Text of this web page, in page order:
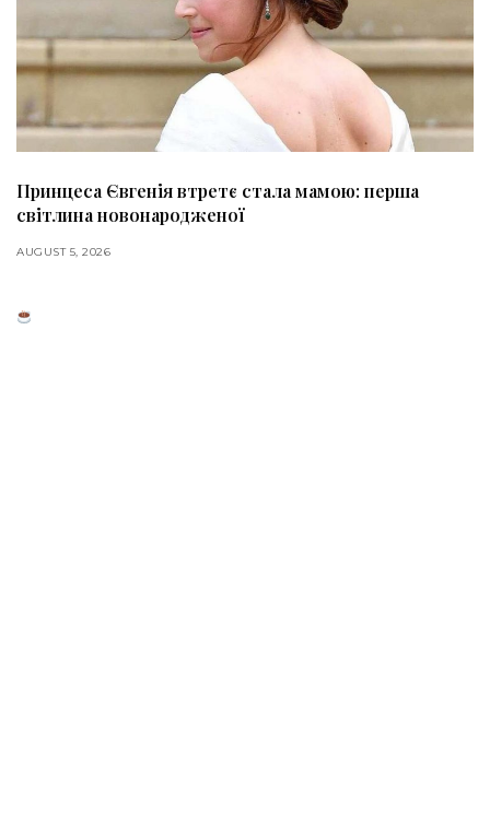
Принцеса Євгенія втретє стала мамою: перша
світлина новонародженої
AUGUST 5, 2026